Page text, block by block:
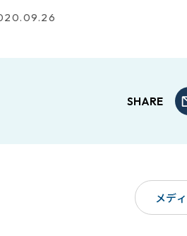
SHARE
メデ